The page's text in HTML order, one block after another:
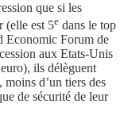
que si les
(elle est 5e dans le top
Economic Forum de
aux Etats-Unis
ils délèguent
moins d’un tiers des
de sécurité de leur